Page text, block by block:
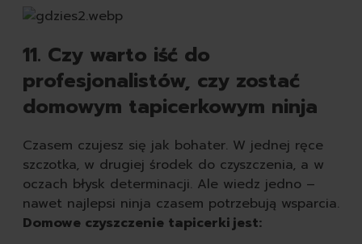
11. Czy warto iść do
profesjonalistów, czy zostać
domowym tapicerkowym ninja
Czasem czujesz się jak bohater. W jednej ręce
szczotka, w drugiej środek do czyszczenia, a w
oczach błysk determinacji. Ale wiedz jedno –
nawet najlepsi ninja czasem potrzebują wsparcia.
Domowe czyszczenie tapicerki jest: